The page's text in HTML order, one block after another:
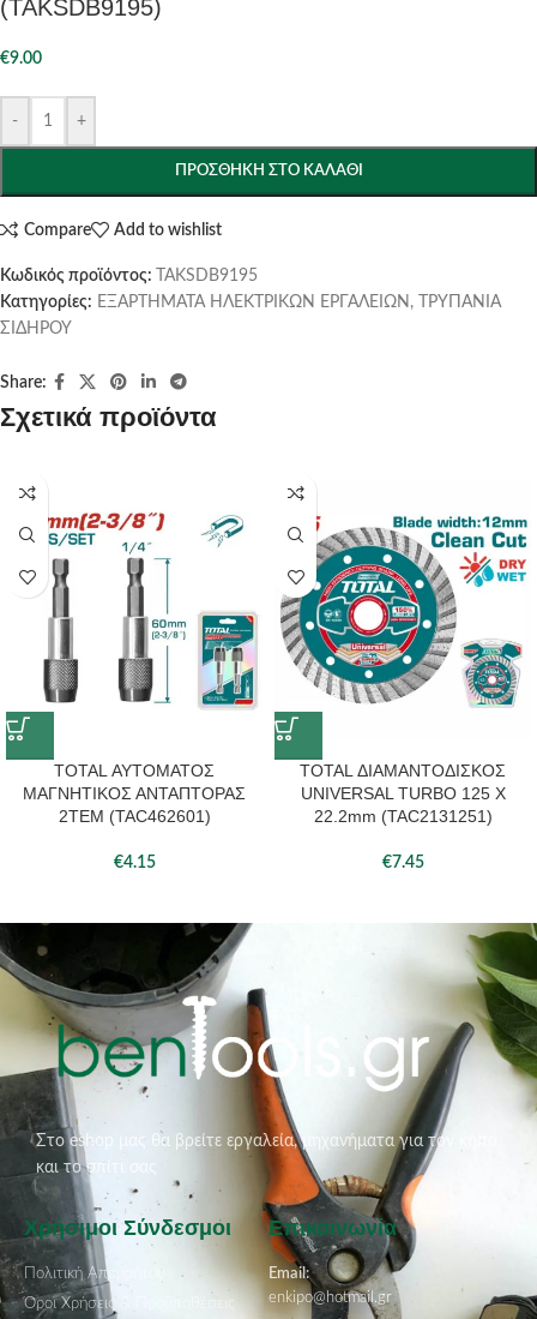
(TAKSDB9195)
€9.00
- +
ΠΡΟΣΘΉΚΗ ΣΤΟ ΚΑΛΆΘΙ
Compare Add to wishlist
Κωδικός προϊόντος:
TAKSDB9195
Κατηγορίες: ΕΞΑΡΤΗΜΑΤΑ ΗΛΕΚΤΡΙΚΩΝ ΕΡΓΑΛΕΙΩΝ ,
ΤΡΥΠΑΝΙΑ
ΣΙΔΗΡΟΥ
Share:
Σχετικά προϊόντα
TOTAL ΑΥΤΟΜΑΤΟΣ
ΜΑΓΝΗΤΙΚΟΣ ΑΝΤΑΠΤΟΡΑΣ
2ΤΕΜ (TAC462601)
€4.15
TOTAL ΔΙΑΜΑΝΤΟΔΙΣΚΟΣ
UNIVERSAL TURBO 125 Χ
22.2mm (TAC2131251)
€7.45
Στο eshop μας θα βρείτε εργαλεία, μηχανήματα για τον κήπο
και το σπίτι σας
Χρήσιμοι Σύνδεσμοι
Πολιτική Απορρήτου
Όροι Χρήσεις & Προϋποθέσεις
Επικοινωνία
Email:
enkipo@hotmail.gr